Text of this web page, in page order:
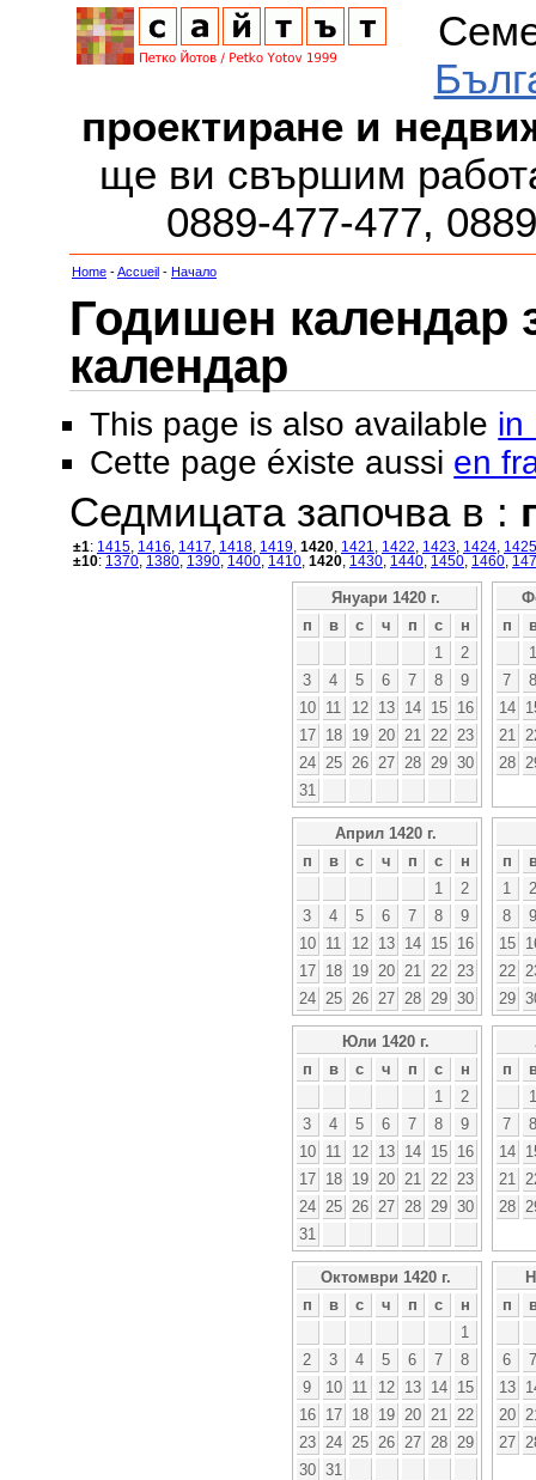
проектиране и
ще ви свършим
0889-477-477,
Home -Accueil - Начало
Годишен календар
календар
This page is also available in
Cette page éxiste aussi en
Седмицата започва в :
±1: 1415 1416 1417 1418 1419 1420 1421 1422 1423 1424 1425
±10: 1370 1380 1390 1400 1410 1420 1430 1440 1450 1460
Януари 1420 г.
п
в с ч п с
н
1
2
3
4 5 6 7 8
9
10
11 12 13 14 15
16
17
18 19 20 21 22
23
24
25 26 27 28 29 30
31
п
1
7
8
14
21
28
Април 1420 г.
п
в с ч п с
н
1
2
3
4 5 6 7 8
9
10
11 12 13 14 15
16
17
18 19 20 21 22
23
24
25 26 27 28 29 30
п
1
2
8
9
15
22
29
Юли 1420 г.
п
в с ч п с
н
1
2
3
4 5 6 7 8
9
10
11 12 13 14 15
16
17
18 19 20 21 22
23
24
25 26 27 28 29 30
31
п
1
7
8
14
21
28
Октомври 1420 г.
п
в с ч п с
н
1
2
3 4 5 6 7
8
9
10 11 12 13 14
15
16
17 18 19 20 21
22
23
24 25 26 27 28
29
30 31
п
6
7
13
20
27